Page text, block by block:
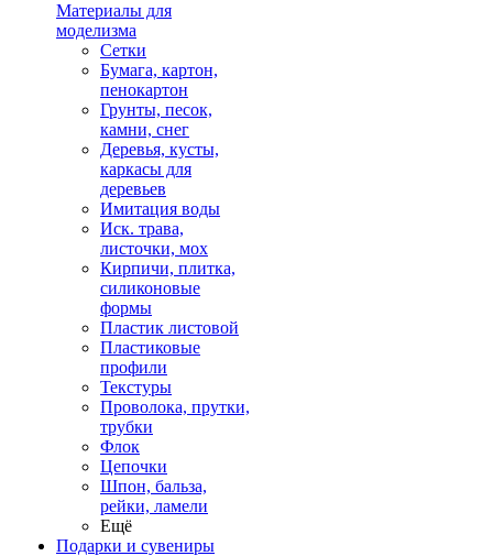
Материалы для
моделизма
Сетки
Бумага, картон,
пенокартон
Грунты, песок,
камни, снег
Деревья, кусты,
каркасы для
деревьев
Имитация воды
Иск. трава,
листочки, мох
Кирпичи, плитка,
силиконовые
формы
Пластик листовой
Пластиковые
профили
Текстуры
Проволока, прутки,
трубки
Флок
Цепочки
Шпон, бальза,
рейки, ламели
Ещё
Подарки и сувениры